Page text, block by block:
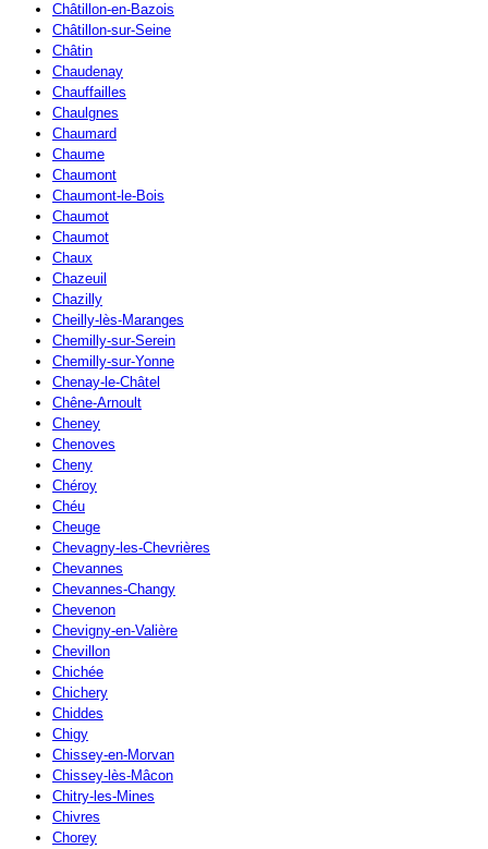
Châtillon-en-Bazois
Châtillon-sur-Seine
Châtin
Chaudenay
Chauffailles
Chaulgnes
Chaumard
Chaume
Chaumont
Chaumont-le-Bois
Chaumot
Chaumot
Chaux
Chazeuil
Chazilly
Cheilly-lès-Maranges
Chemilly-sur-Serein
Chemilly-sur-Yonne
Chenay-le-Châtel
Chêne-Arnoult
Cheney
Chenoves
Cheny
Chéroy
Chéu
Cheuge
Chevagny-les-Chevrières
Chevannes
Chevannes-Changy
Chevenon
Chevigny-en-Valière
Chevillon
Chichée
Chichery
Chiddes
Chigy
Chissey-en-Morvan
Chissey-lès-Mâcon
Chitry-les-Mines
Chivres
Chorey